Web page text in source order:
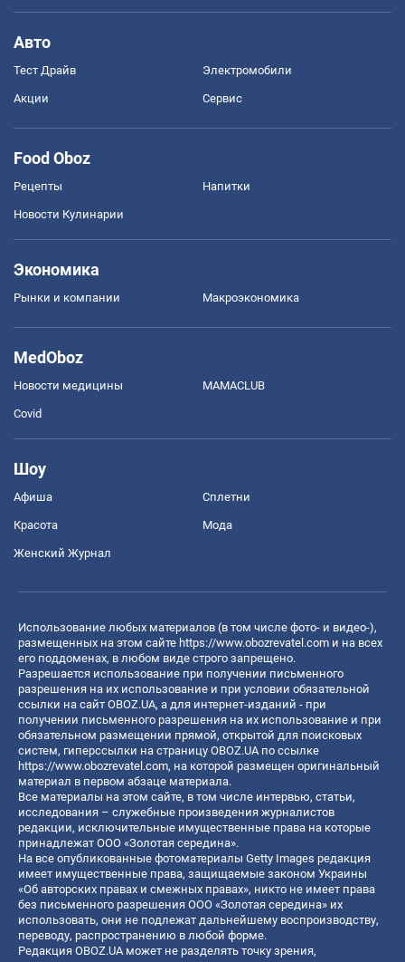
Авто
Тест Драйв Электромобили
Акции Сервис
Food Oboz
Рецепты Напитки
Новости Кулинарии
Экономика
Рынки и компании Mакроэкономика
MedOboz
Новости медицины MAMACLUB
Covid
Шоу
Афиша Сплетни
Красота Мода
Женский Журнал
Использование любых материалов (в том числе фото- и видео-),
размещенных на этом сайте https://www.obozrevatel.com и на всех
его поддоменах, в любом виде строго запрещено.
Разрешается использование при получении письменного
разрешения на их использование и при условии обязательной
ссылки на сайт OBOZ.UA, а для интернет-изданий - при
получении письменного разрешения на их использование и при
обязательном размещении прямой, открытой для поисковых
систем, гиперссылки на страницу OBOZ.UA по ссылке
https://www.obozrevatel.com, на которой размещен оригинальный
материал в первом абзаце материала.
Все материалы на этом сайте, в том числе интервью, статьи,
исследования – служебные произведения журналистов
редакции, исключительные имущественные права на которые
принадлежат ООО «Золотая середина».
На все опубликованные фотоматериалы Getty Images редакция
имеет имущественные права, защищаемые законом Украины
«Об авторских правах и смежных правах», никто не имеет права
без письменного разрешения ООО «Золотая середина» их
использовать, они не подлежат дальнейшему воспроизводству,
переводу, распространению в любой форме.
Редакция OBOZ.UA может не разделять точку зрения,